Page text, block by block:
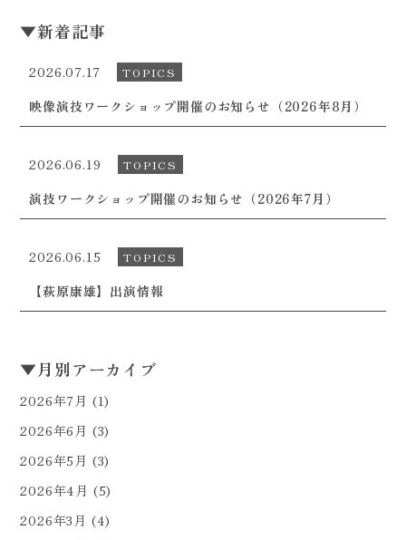
▼新着記事
2026.07.17 TOPICS
映像演技ワークショップ開催のお知らせ（2026年8月）
2026.06.19 TOPICS
演技ワークショップ開催のお知らせ（2026年7月）
2026.06.15 TOPICS
【萩原康雄】出演情報
▼月別アーカイブ
2026年7月 (1)
2026年6月 (3)
2026年5月 (3)
2026年4月 (5)
2026年3月 (4)